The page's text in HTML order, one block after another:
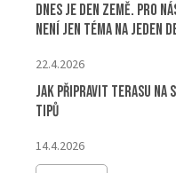
Dnes je Den Země. Pro
není jen téma na jeden
22.4.2026
Jak připravit terasu na
tipů
14.4.2026